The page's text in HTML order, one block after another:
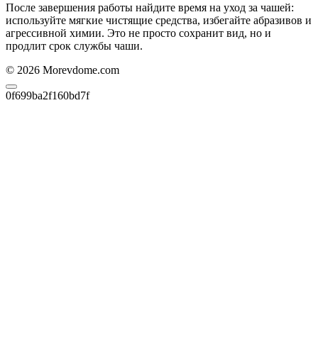
После завершения работы найдите время на уход за чашей:
используйте мягкие чистящие средства, избегайте абразивов и
агрессивной химии. Это не просто сохранит вид, но и
продлит срок службы чаши.
© 2026 Morevdome.com
0f699ba2f160bd7f